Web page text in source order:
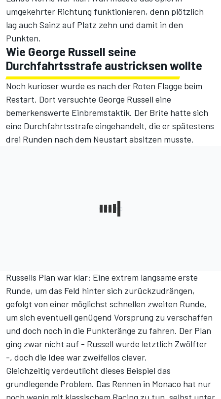
umgekehrter Richtung funktionieren, denn plötzlich
lag auch Sainz auf Platz zehn und damit in den
Punkten.
Wie George Russell seine
Durchfahrtsstrafe austricksen wollte
Noch kurioser wurde es nach der Roten Flagge beim
Restart. Dort versuchte George Russell eine
bemerkenswerte Einbremstaktik. Der Brite hatte sich
eine Durchfahrtsstrafe eingehandelt, die er spätestens
drei Runden nach dem Neustart absitzen musste.
Russells Plan war klar: Eine extrem langsame erste
Runde, um das Feld hinter sich zurückzudrängen,
gefolgt von einer möglichst schnellen zweiten Runde,
um sich eventuell genügend Vorsprung zu verschaffen
und doch noch in die Punkteränge zu fahren. Der Plan
ging zwar nicht auf - Russell wurde letztlich Zwölfter
-, doch die Idee war zweifellos clever.
Gleichzeitig verdeutlicht dieses Beispiel das
grundlegende Problem. Das Rennen in Monaco hat nur